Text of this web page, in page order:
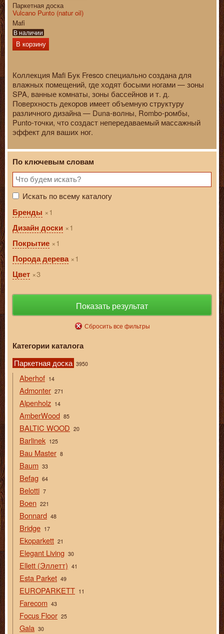
Паркетная доска
Vulcano Punto (natur oil)
Mafi
В наличии
В корзину
Коллекция Mafi Бук Fresco специально создана для
влажных помещений, где ходят босыми ногами — зоны
SPA, ванные комнаты, зоны бассейнов и т. д.
Поверхность декоров имеет объемную структуру
различного дизайна — Duna-волны, Rombo-ромбы,
Punto-точки, что создаст непередаваемый массажный
эффект для ваших ног.
По ключевым словам
Искать по всему каталогу
Бренды
1
Дизайн доски
1
Покрытие
1
Порода дерева
1
Цвет
3
Показать результат
Сбросить все фильтры
Категории каталога
Паркетная доска 3950
Aberhof 14
Admonter 271
Alpenholz 14
AmberWood 85
BALTIC WOOD 20
Barlinek 125
Bau Master 8
Baum 33
Befag 64
Belotti 7
Boen 221
Bonnard 48
Bridge 17
Ekoparkett 21
Elegant Living 30
Ellett (Эллетт) 41
Esta Parket 49
EUROPARKETT 11
Farecom 43
Focus Floor 25
Gala 30